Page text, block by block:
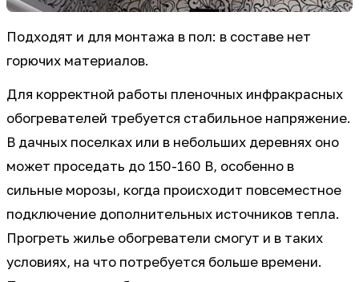
Подходят и для монтажа в пол: в составе нет
горючих материалов.
Для корректной работы пленочных инфракрасных
обогревателей требуется стабильное напряжение.
В дачных поселках или в небольших деревнях оно
может проседать до 150-160 В, особенно в
сильные морозы, когда происходит повсеместное
подключение дополнительных источников тепла.
Прогреть жилье обогреватели смогут и в таких
условиях, на что потребуется больше времени.